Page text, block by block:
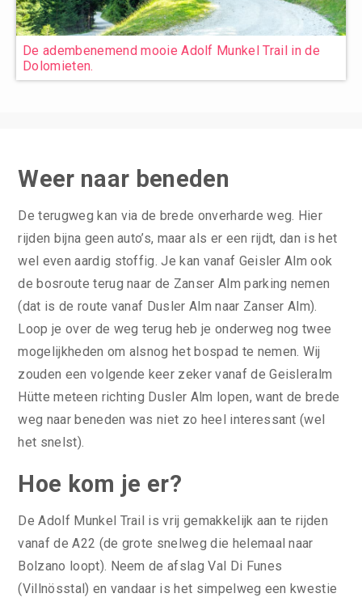
De adembenemend mooie Adolf Munkel Trail in de
Dolomieten.
Weer naar beneden
De terugweg kan via de brede onverharde weg. Hier
rijden bijna geen auto’s, maar als er een rijdt, dan is het
wel even aardig stoffig. Je kan vanaf Geisler Alm ook
de bosroute terug naar de Zanser Alm parking nemen
(dat is de route vanaf Dusler Alm naar Zanser Alm).
Loop je over de weg terug heb je onderweg nog twee
mogelijkheden om alsnog het bospad te nemen. Wij
zouden een volgende keer zeker vanaf de Geisleralm
Hütte meteen richting Dusler Alm lopen, want de brede
weg naar beneden was niet zo heel interessant (wel
het snelst).
Hoe kom je er?
De Adolf Munkel Trail is vrij gemakkelijk aan te rijden
vanaf de A22 (de grote snelweg die helemaal naar
Bolzano loopt). Neem de afslag Val Di Funes
(Villnösstal) en vandaar is het simpelweg een kwestie